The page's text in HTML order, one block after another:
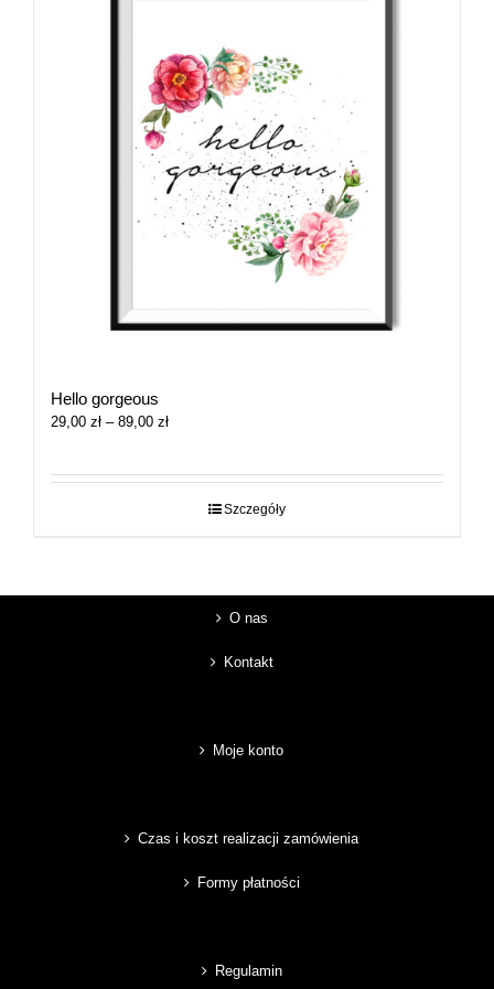
Hello gorgeous
29,00 zł – 89,00 złZakres
29,00 zł
Szczegóły
O nas
Kontakt
Moje konto
Czas i koszt realizacji zamówienia
Formy płatności
Regulamin